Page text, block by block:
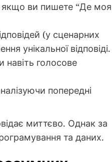
ви пишете “Де моя
(у сценарних
унікальної відповіді.
голосове
попередні
миттєво. Однак за
та даних.